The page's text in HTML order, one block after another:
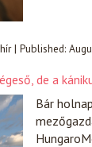
| Published:
de a
Bár